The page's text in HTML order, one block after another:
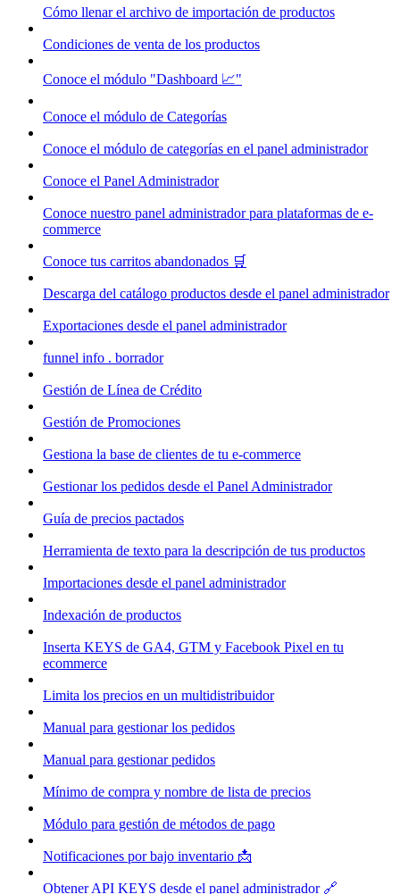
Cómo llenar el archivo de importación de productos
Condiciones de venta de los productos
Conoce el módulo "Dashboard 📈"
Conoce el módulo de Categorías
Conoce el módulo de categorías en el panel administrador
Conoce el Panel Administrador
Conoce nuestro panel administrador para plataformas de e-
commerce
Conoce tus carritos abandonados 🛒
Descarga del catálogo productos desde el panel administrador
Exportaciones desde el panel administrador
funnel info . borrador
Gestión de Línea de Crédito
Gestión de Promociones
Gestiona la base de clientes de tu e-commerce
Gestionar los pedidos desde el Panel Administrador
Guía de precios pactados
Herramienta de texto para la descripción de tus productos
Importaciones desde el panel administrador
Indexación de productos
Inserta KEYS de GA4, GTM y Facebook Pixel en tu
ecommerce
Limita los precios en un multidistribuidor
Manual para gestionar los pedidos
Manual para gestionar pedidos
Mínimo de compra y nombre de lista de precios
Módulo para gestión de métodos de pago
Notificaciones por bajo inventario 📩
Obtener API KEYS desde el panel administrador 🔗